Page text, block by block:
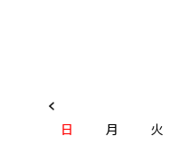
日
月 火